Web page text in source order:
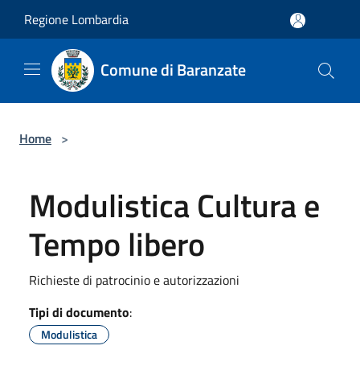
Regione Lombardia
Comune di Baranzate
Home >
Modulistica Cultura e
Tempo libero
Richieste di patrocinio e autorizzazioni
Tipi di documento:
Modulistica